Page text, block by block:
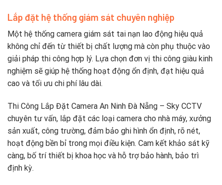
Lắp đặt hệ thống giám sát chuyên nghiệp
Một hệ thống camera giám sát tai nạn lao động hiệu quả
không chỉ đến từ thiết bị chất lượng mà còn phụ thuộc vào
giải pháp thi công hợp lý. Lựa chọn đơn vị thi công giàu kinh
nghiệm sẽ giúp hệ thống hoạt động ổn định, đạt hiệu quả
cao và tối ưu chi phí lâu dài.
Thi Công Lắp Đặt Camera An Ninh Đà Nẵng – Sky CCTV
chuyên tư vấn, lắp đặt các loại camera cho nhà máy, xưởng
sản xuất, công trường, đảm bảo ghi hình ổn định, rõ nét,
hoạt động bền bỉ trong mọi điều kiện. Cam kết khảo sát kỹ
càng, bố trí thiết bị khoa học và hỗ trợ bảo hành, bảo trì
định kỳ.